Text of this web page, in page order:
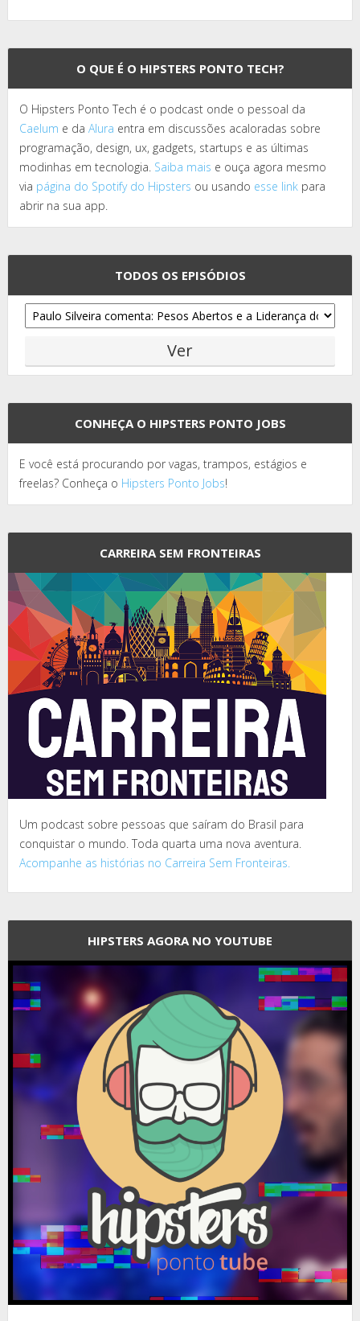
O QUE É O HIPSTERS PONTO TECH?
O Hipsters Ponto Tech é o podcast onde o pessoal da
Caelum e da Alura entra em discussões acaloradas sobre
programação, design, ux, gadgets, startups e as últimas
modinhas em tecnologia. Saiba mais e ouça agora mesmo
via página do Spotify do Hipsters ou usando esse link para
abrir na sua app.
TODOS OS EPISÓDIOS
CONHEÇA O HIPSTERS PONTO JOBS
E você está procurando por vagas, trampos, estágios e
freelas? Conheça o Hipsters Ponto Jobs!
CARREIRA SEM FRONTEIRAS
Um podcast sobre pessoas que saíram do Brasil para
conquistar o mundo. Toda quarta uma nova aventura.
Acompanhe as histórias no Carreira Sem Fronteiras.
HIPSTERS AGORA NO YOUTUBE